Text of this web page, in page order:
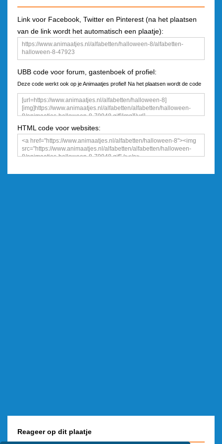
Link voor Facebook, Twitter en Pinterest (na het plaatsen
van de link wordt het automatisch een plaatje):
UBB code voor forum, gastenboek of profiel:
Deze code werkt ook op je Animaatjes profiel! Na het plaatsen wordt de code
een plaatje
HTML code voor websites:
Reageer op dit plaatje